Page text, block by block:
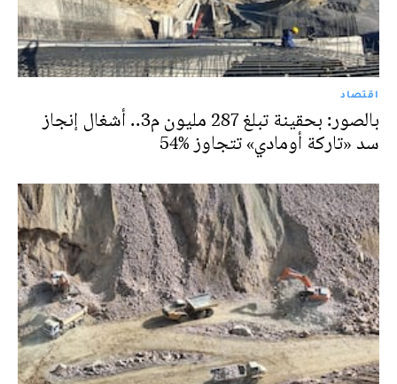
اقتصاد
بالصور: بحقينة تبلغ 287 مليون م3.. أشغال إنجاز
سد «تاركة أومادي» تتجاوز %54